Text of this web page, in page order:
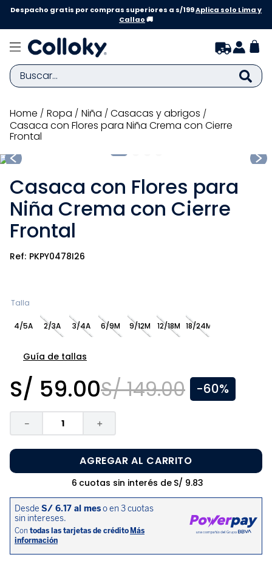
Despacho gratis por compras superiores a s/199Aplica solo Lima y
Callao🚚
Buscar...
ropa niña
casacas y abrigos
Casaca con Flores para Niña Crema con Cierre
Frontal
Casaca con Flores para
Niña Crema con Cierre
Frontal
PKPY0478I26
Talla
4/5A 2/3A 3/4A 6/9M 9/12M 12/18M 18/24M
Guía de tallas
S/ 59.00S/ 149.00 -60%
＋
－
AGREGAR AL CARRITO
6 cuotas sin interés de S/ 9.83
TÉRMINOS MÁS BUSCADOS
1.
zapatillas niña
2.
4.
sandalias
5 .
sandalias niña
6
pijama
7.
bebe
9.
10. sandalias niño